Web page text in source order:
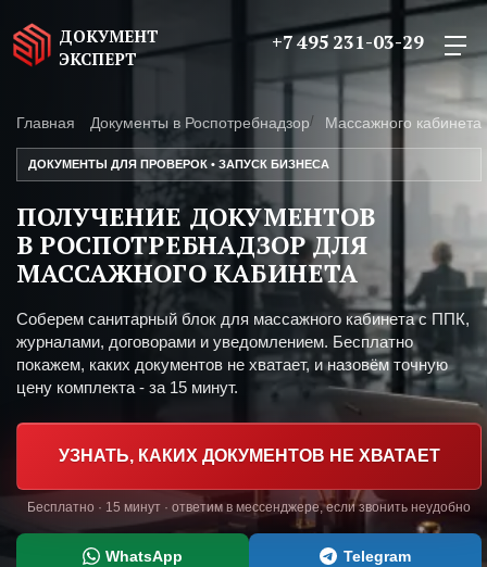
ДОКУМЕНТ
ЭКСПЕРТ
+7 495 231-03-29
Главная Документы в Роспотребнадзор Массажного кабинета
ДОКУМЕНТЫ ДЛЯ ПРОВЕРОК • ЗАПУСК БИЗНЕСА
ПОЛУЧЕНИЕ ДОКУМЕНТОВ
В РОСПОТРЕБНАДЗОР ДЛЯ
МАССАЖНОГО КАБИНЕТА
Соберем санитарный блок для массажного кабинета с ППК,
журналами, договорами и уведомлением. Бесплатно
покажем, каких документов не хватает, и назовём точную
цену комплекта - за 15 минут.
УЗНАТЬ, КАКИХ ДОКУМЕНТОВ НЕ ХВАТАЕТ
Бесплатно · 15 минут · ответим в мессенджере, если звонить неудобно
WhatsApp Telegram